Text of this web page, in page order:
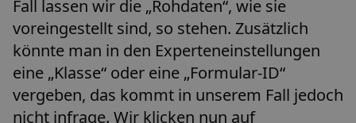
Fall lassen wir die „Rohdaten“, wie sie
voreingestellt sind, so stehen. Zusätzlich
könnte man in den Experteneinstellungen
eine „Klasse“ oder eine „Formular-ID“
vergeben, das kommt in unserem Fall jedoch
nicht infrage. Wir klicken nun auf